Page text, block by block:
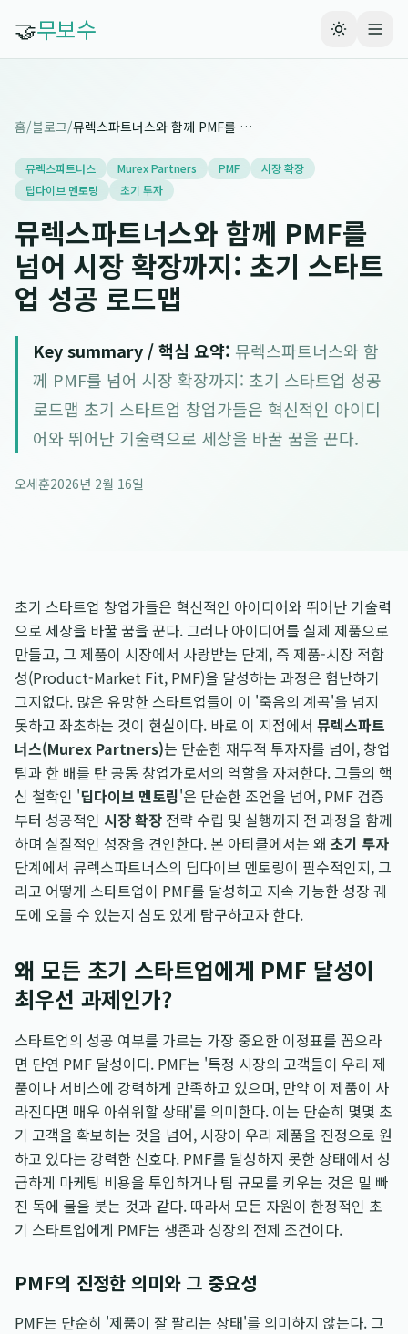
🤝무보수
홈/블로그/ 뮤렉스파트너스와 함께 PMF를 넘어 시장 확장까지: 초기 스타트업 성공 로드맵
뮤렉스파트너스 Murex Partners PMF
시장 확장
딥다이브 멘토링
초기 투자
뮤렉스파트너스와 함께 PMF를
넘어 시장 확장까지: 초기 스타트
업 성공 로드맵
Key summary / 핵심 요약: 뮤렉스파트너스와 함
께 PMF를 넘어 시장 확장까지: 초기 스타트업 성공
로드맵 초기 스타트업 창업가들은 혁신적인 아이디
어와 뛰어난 기술력으로 세상을 바꿀 꿈을 꾼다.
오세훈2026년 2월 16일
초기 스타트업 창업가들은 혁신적인 아이디어와 뛰어난 기술력
으로 세상을 바꿀 꿈을 꾼다. 그러나 아이디어를 실제 제품으로
만들고, 그 제품이 시장에서 사랑받는 단계, 즉 제품-시장 적합
성(Product-Market Fit, PMF)을 달성하는 과정은 험난하기
그지없다. 많은 유망한 스타트업들이 이 '죽음의 계곡'을 넘지
못하고 좌초하는 것이 현실이다. 바로 이 지점에서 뮤렉스파트
너스(Murex Partners)는 단순한 재무적 투자자를 넘어, 창업
팀과 한 배를 탄 공동 창업가로서의 역할을 자처한다. 그들의 핵
심 철학인 '딥다이브 멘토링'은 단순한 조언을 넘어, PMF 검증
부터 성공적인 시장 확장 전략 수립 및 실행까지 전 과정을 함께
하며 실질적인 성장을 견인한다. 본 아티클에서는 왜 초기 투자
단계에서 뮤렉스파트너스의 딥다이브 멘토링이 필수적인지, 그
리고 어떻게 스타트업이 PMF를 달성하고 지속 가능한 성장 궤
도에 오를 수 있는지 심도 있게 탐구하고자 한다.
왜 모든 초기 스타트업에게 PMF 달성이
최우선 과제인가?
스타트업의 성공 여부를 가르는 가장 중요한 이정표를 꼽으라
면 단연 PMF 달성이다. PMF는 '특정 시장의 고객들이 우리 제
품이나 서비스에 강력하게 만족하고 있으며, 만약 이 제품이 사
라진다면 매우 아쉬워할 상태'를 의미한다. 이는 단순히 몇몇 초
기 고객을 확보하는 것을 넘어, 시장이 우리 제품을 진정으로 원
하고 있다는 강력한 신호다. PMF를 달성하지 못한 상태에서 성
급하게 마케팅 비용을 투입하거나 팀 규모를 키우는 것은 밑 빠
진 독에 물을 붓는 것과 같다. 따라서 모든 자원이 한정적인 초
기 스타트업에게 PMF는 생존과 성장의 전제 조건이다.
PMF의 진정한 의미와 그 중요성
PMF는 단순히 '제품이 잘 팔리는 상태'를 의미하지 않는다. 그